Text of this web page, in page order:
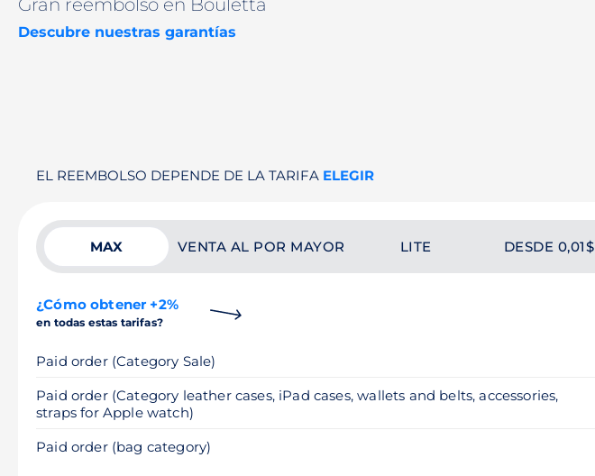
Gran reembolso en Bouletta
Descubre nuestras garantías
EL REEMBOLSO DEPENDE DE LA TARIFA ELEGIR
MAX VENTA AL POR MAYOR LITE DESDE 0,01$
¿Cómo obtener +2%
en todas estas tarifas?
Paid order (Category Sale)
Paid order (Category leather cases, iPad cases, wallets and belts, accessories,
straps for Apple watch)
Paid order (bag category)